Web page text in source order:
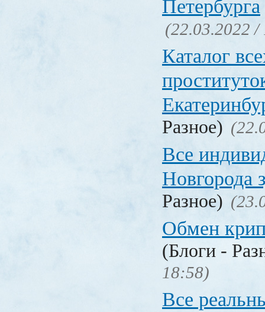
Петербурга
(22.03.2022 /
Каталог
Разное)
Все
Новгорода
Разное)
Обмен
(Блоги -
18:58)
Все